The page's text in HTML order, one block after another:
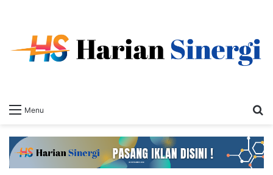
Menu